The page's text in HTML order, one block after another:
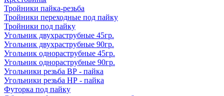
Тройники пайка-резьба
Тройники переходные под пайку
Тройники под пайку
Угольник двухраструбные 45гр.
Угольник двухраструбные 90гр.
Угольник однораструбные 45гр.
Угольник однораструбные 90гр.
Угольники резьба ВР - пайка
Угольники резьба НР - пайка
Футорка под пайку